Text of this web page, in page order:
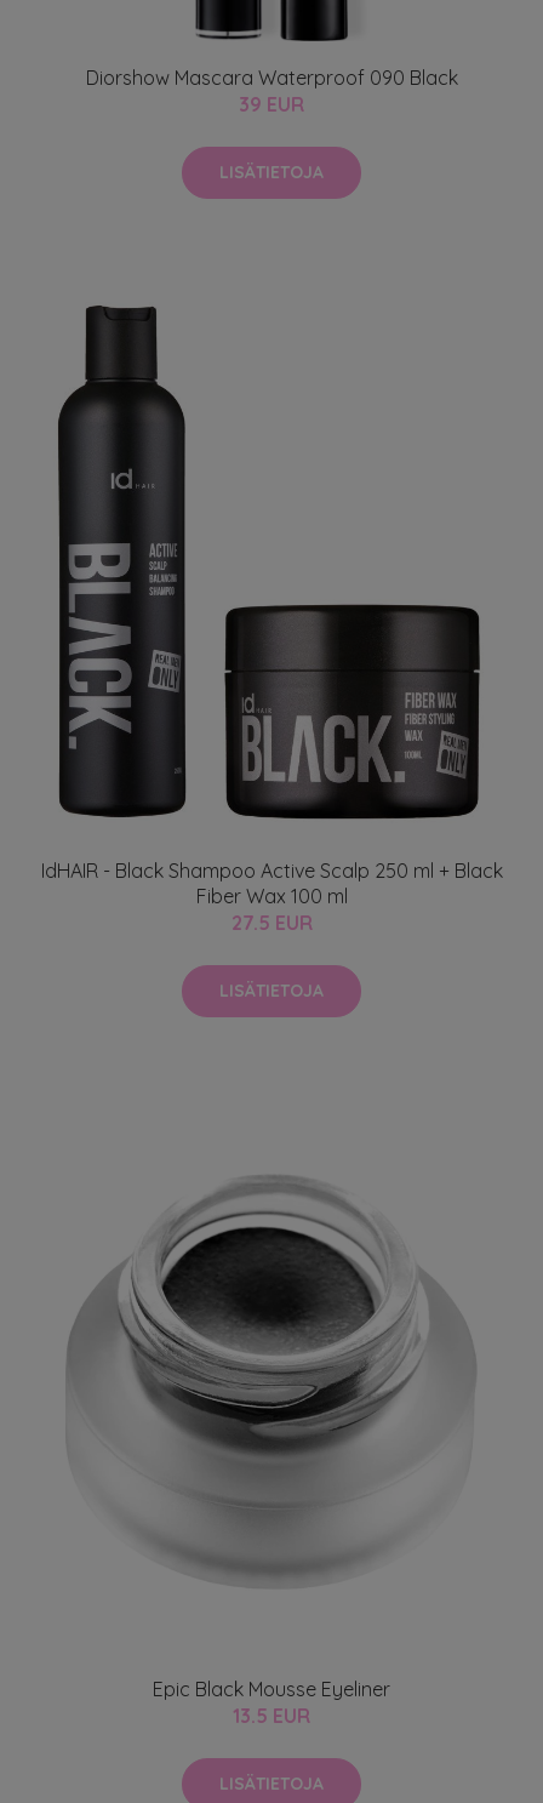
Diorshow Mascara Waterproof 090 Black
39 EUR
LISÄTIETOJA
IdHAIR - Black Shampoo Active Scalp 250 ml + Black
Fiber Wax 100 ml
27.5 EUR
LISÄTIETOJA
Epic Black Mousse Eyeliner
13.5 EUR
LISÄTIETOJA